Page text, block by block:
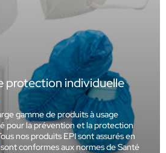
protection individuelle
gamme de produits à usage
pour la prévention et la protection
nos produits EPI sont assurés en
conformes aux normes de Santé